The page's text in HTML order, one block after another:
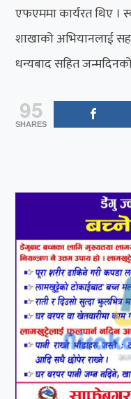
एफएममा कार्यरत थिए ।
शाखाको अभियानलाई
धन्यबाद सहित
95
SHARES